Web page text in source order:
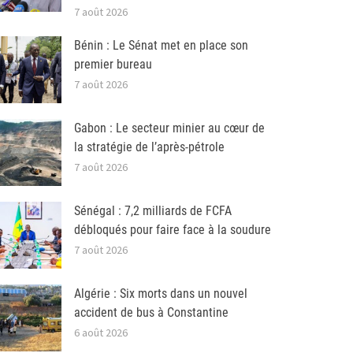
7 août 2026
Bénin : Le Sénat met en place son
premier bureau
7 août 2026
Gabon : Le secteur minier au cœur de
la stratégie de l’après-pétrole
7 août 2026
Sénégal : 7,2 milliards de FCFA
débloqués pour faire face à la soudure
7 août 2026
Algérie : Six morts dans un nouvel
accident de bus à Constantine
6 août 2026